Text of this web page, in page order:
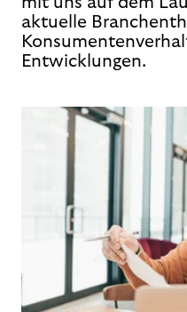
aktuelle
Entwicklungen.